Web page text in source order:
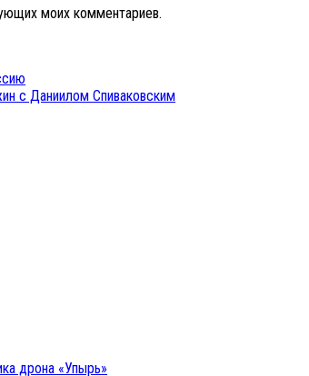
моих комментариев.
с Даниилом Спиваковским